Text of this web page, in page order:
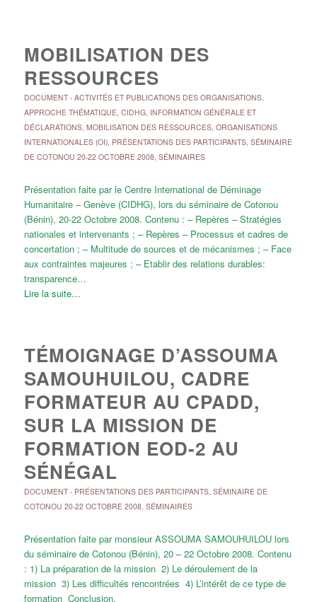
MOBILISATION DES
RESSOURCES
DOCUMENT- ACTIVITÉS ET PUBLICATIONS DES ORGANISATIONS,
APPROCHE THÉMATIQUE, CIDHG, INFORMATION GÉNÉRALE ET
DÉCLARATIONS, MOBILISATION DES RESSOURCES, ORGANISATIONS
INTERNATIONALES (OI), PRÉSENTATIONS DES PARTICIPANTS, SÉMINAIRE
DE COTONOU 20-22 OCTOBRE 2008, SÉMINAIRES
Présentation faite par le Centre International de Déminage
Humanitaire – Genève (CIDHG), lors du séminaire de Cotonou
(Bénin), 20-22 Octobre 2008. Contenu : – Repères – Stratégies
nationales et intervenants ; – Repères – Processus et cadres de
concertation ; – Multitude de sources et de mécanismes ; – Face
aux contraintes majeures ; – Etablir des relations durables:
transparence…
Lire la suite…
TÉMOIGNAGE D’ASSOUMA
SAMOUHUILOU, CADRE
FORMATEUR AU CPADD,
SUR LA MISSION DE
FORMATION EOD-2 AU
SÉNÉGAL
DOCUMENT- PRÉSENTATIONS DES PARTICIPANTS, SÉMINAIRE DE
COTONOU 20-22 OCTOBRE 2008, SÉMINAIRES
Présentation faite par monsieur ASSOUMA SAMOUHUILOU lors
du séminaire de Cotonou (Bénin), 20 – 22 Octobre 2008. Contenu
: 1) La préparation de la mission 2) Le déroulement de la
mission 3) Les difficultés rencontrées 4) L’intérêt de ce type de
formation Conclusion.